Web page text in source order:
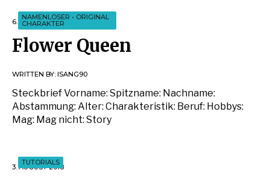
NAMENLOSER • ORIGINAL
CHARAKTER
6. AUGUST 2018
Flower Queen
WRITTEN BY: ISANG90
Steckbrief Vorname: Spitzname: Nachname:
Abstammung: Alter: Charakteristik: Beruf: Hobbys:
Mag: Mag nicht: Story
TUTORIALS
3. AUGUST 2018